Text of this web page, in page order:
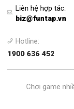
Liên hệ hợp tác:
biz@funtap.vn
Hotline:
1900 636 452
Chơi game